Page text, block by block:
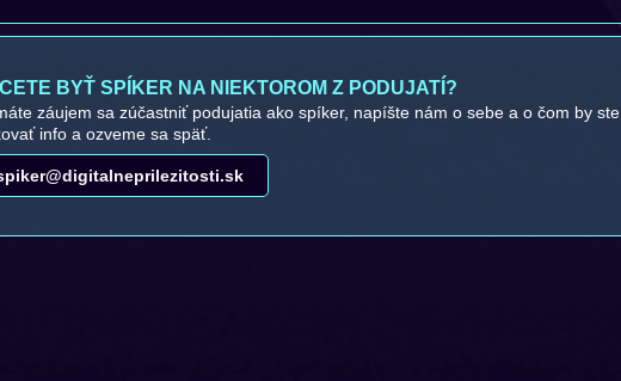
BYŤ SPÍKER NA NIEKTOROM Z PODUJATÍ?
záujem sa zúčastniť podujatia ako spíker, napíšte nám o sebe a o čom by ste
info a ozveme sa späť.